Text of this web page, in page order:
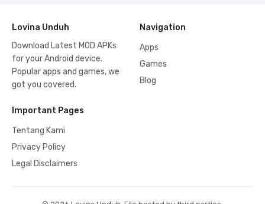
Lovina Unduh
Download Latest MOD APKs
for your Android device.
Popular apps and games, we
got you covered.
Navigation
Apps
Games
Blog
Important Pages
Tentang Kami
Privacy Policy
Legal Disclaimers